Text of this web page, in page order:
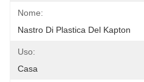
Nome:
Nastro Di Plastica Del Kapton
Uso:
Casa